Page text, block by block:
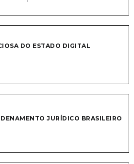
DO ESTADO DIGITAL
JURÍDICO BRASILEIRO